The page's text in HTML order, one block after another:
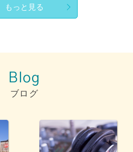
もっと見る
Blog
ブログ